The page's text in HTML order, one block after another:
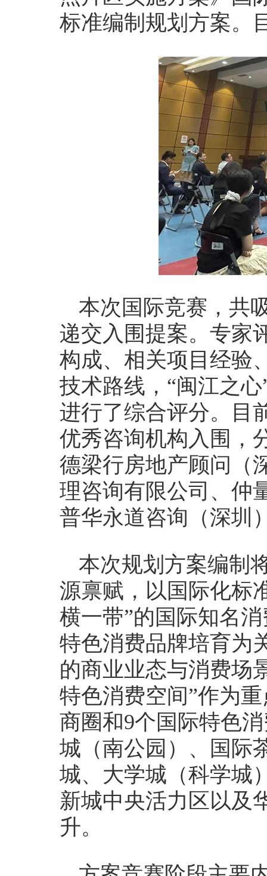
标准编制规划方案。
本次国际竞赛，共
递交入围提案。专家
构成、相关项目经验
技术路线，“闽江之
进行了综合评分。目
优秀咨询机构入围，
德梁行房地产顾问（
理咨询有限公司、仲
普华永道咨询（深圳
本次规划方案编制
源禀赋，以国际化标
横一带”的国际知名
特色消费品牌培育为
的商业业态与消费场
特色消费空间”作为
商圈和9个国际特色
城（南公园）、国际
城、大学城（科学城
新城中央活力区以及
升。